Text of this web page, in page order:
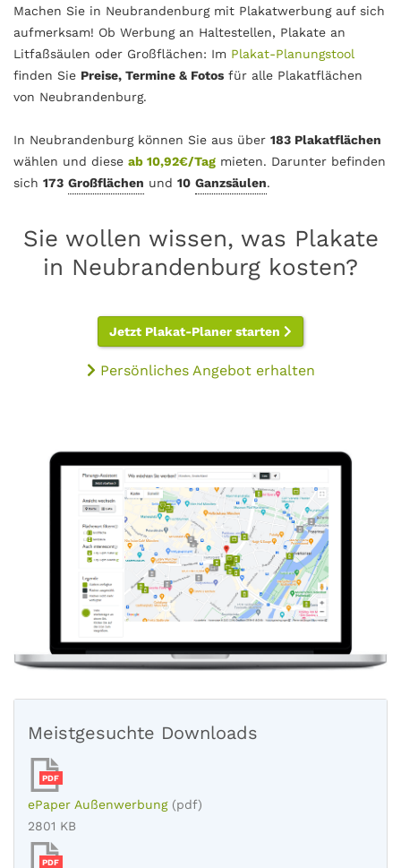
Machen Sie in Neubrandenburg mit Plakatwerbung auf sich
aufmerksam! Ob Werbung an Haltestellen, Plakate an
Litfaßsäulen oder Großflächen: Im Plakat-Planungstool
finden Sie Preise, Termine & Fotos für alle Plakatflächen
von Neubrandenburg.
In Neubrandenburg können Sie aus über 183 Plakatflächen
wählen und diese ab 10,92€/Tag mieten. Darunter befinden
sich 173 Großflächen und 10 Ganzsäulen.
Sie wollen wissen, was Plakate
in Neubrandenburg kosten?
Jetzt Plakat-Planer starten
Persönliches Angebot erhalten
Meistgesuchte Downloads
PDF
ePaper Außenwerbung (pdf)
2801 KB
PDF